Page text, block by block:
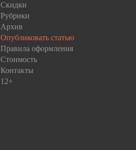
Скидки
Рубрики
Архив
Опубликовать статью
Правила оформления
Стоимость
Контакты
12+